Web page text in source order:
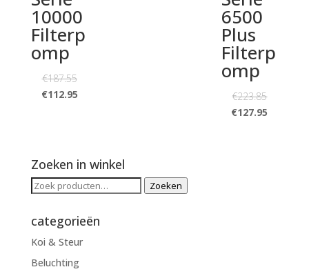
10000
Filterp
omp
€187.55
€112.95
6500
Plus
Filterp
omp
€223.85
€127.95
Zoeken in winkel
Zoeken
Zoeken
categorieën
Koi & Steur
Beluchting